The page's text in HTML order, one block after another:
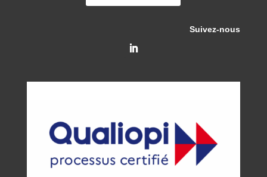
Suivez-nous